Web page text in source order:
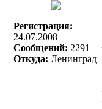
Регистрация:
24.07.2008
Сообщений: 2291
Откуда: Ленинград